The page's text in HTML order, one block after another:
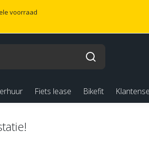
voorraad
Fiets lease Bikefit